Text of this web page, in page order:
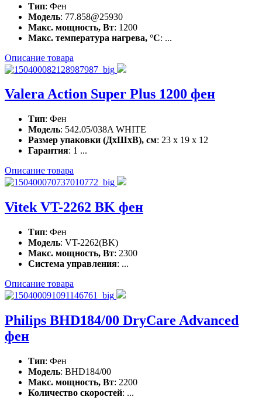
Тип: Фен
Модель: 77.858@25930
Макс. мощность, Вт: 1200
Макс. температура нагрева, °С: ...
Описание товара
Valera Action Super Plus 1200 фен
Тип: Фен
Модель: 542.05/038A WHITE
Размер упаковки (ДхШхВ), см: 23 x 19 x 12
Гарантия: 1 ...
Описание товара
Vitek VT-2262 BK фен
Тип: Фен
Модель: VT-2262(BK)
Макс. мощность, Вт: 2300
Система управления: ...
Описание товара
Philips BHD184/00 DryCare Advanced
фен
Тип: Фен
Модель: BHD184/00
Макс. мощность, Вт: 2200
Количество скоростей: ...